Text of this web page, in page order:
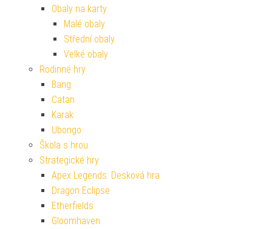
Obaly na karty
Malé obaly
Střední obaly
Velké obaly
Rodinné hry
Bang
Catan
Karak
Ubongo
Škola s hrou
Strategické hry
Apex Legends: Desková hra
Dragon Eclipse
Etherfields
Gloomhaven